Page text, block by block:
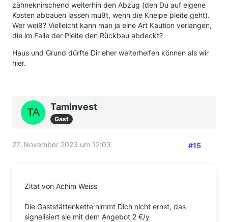
zähneknirschend weiterhin den Abzug (den Du auf eigene
Kosten abbauen lassen mußt, wenn die Kneipe pleite geht).
Wer weiß? Vielleicht kann man ja eine Art Kaution verlangen,
die im Falle der Pleite den Rückbau abdeckt?
Haus und Grund dürfte Dir eher weiterhelfen können als wir
hier.
TamInvest
Gast
27. November 2023 um 12:03 #15
Zitat von Achim Weiss
Die Gaststättenkette nimmt Dich nicht ernst, das
signalisiert sie mit dem Angebot 2 €/y